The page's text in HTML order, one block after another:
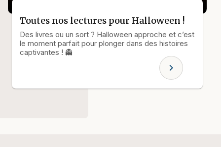
Toutes nos lectures pour Halloween !
Des livres ou un sort ? Halloween approche et c’est
le moment parfait pour plonger dans des histoires
captivantes ! 👻
chevron_right